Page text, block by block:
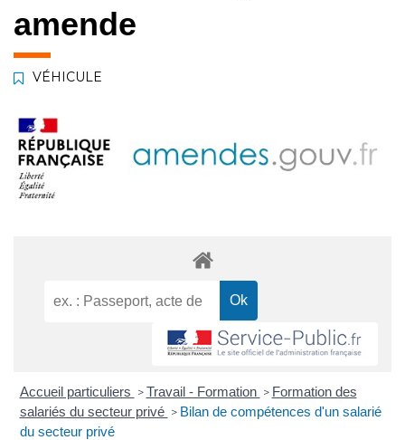
amende
VÉHICULE
Accueil particuliers > Travail - Formation > Formation des
salariés du secteur privé > Bilan de compétences d'un salarié
du secteur privé